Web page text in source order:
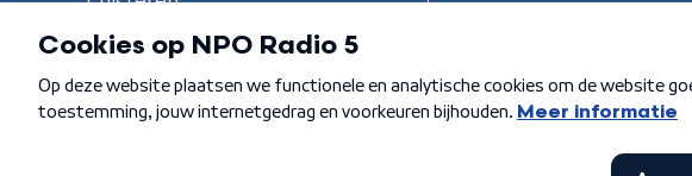
Algemene voorwaarden Privacybeleid